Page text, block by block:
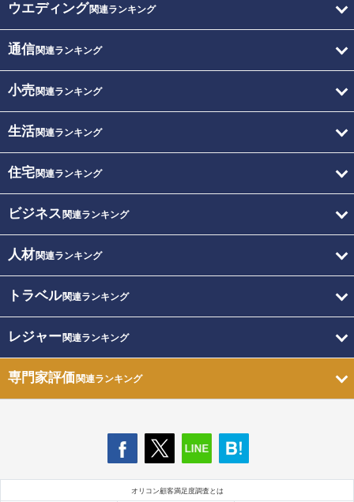
ウエディング関連ランキング
通信関連ランキング
小売関連ランキング
生活関連ランキング
住宅関連ランキング
ビジネス 関連ランキング
人材関連ランキング
トラベル関連ランキング
レジャー関連ランキング
専門家評価関連ランキング
オリコン顧客満足度調査とは